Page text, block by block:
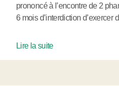
prononcé à l’encontre de 2
6 mois d’interdiction d’exercer
Lire la suite